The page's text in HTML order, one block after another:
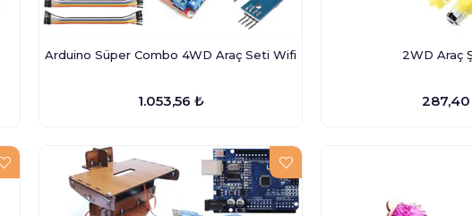
Arduino Süper Combo 4WD Araç Seti Wifi
1.053,56 ₺
2WD Araç